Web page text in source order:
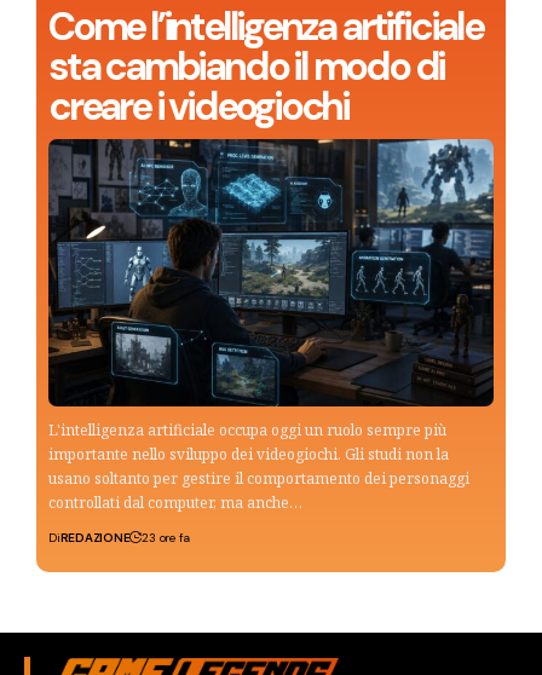
Come l’intelligenza artificiale
sta cambiando il modo di
creare i videogiochi
L'intelligenza artificiale occupa oggi un ruolo sempre più
importante nello sviluppo dei videogiochi. Gli studi non la
usano soltanto per gestire il comportamento dei personaggi
controllati dal computer, ma anche…
DiREDAZIONE 23 ore fa